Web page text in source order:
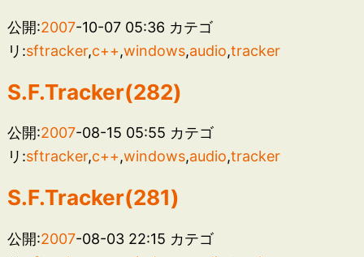
公開:2007-10-07 05:36 カテゴ
リ:sftracker,c++,windows,audio,tracker
S.F.Tracker(282)
公開:2007-08-15 05:55 カテゴ
リ:sftracker,c++,windows,audio,tracker
S.F.Tracker(281)
公開:2007-08-03 22:15 カテゴ